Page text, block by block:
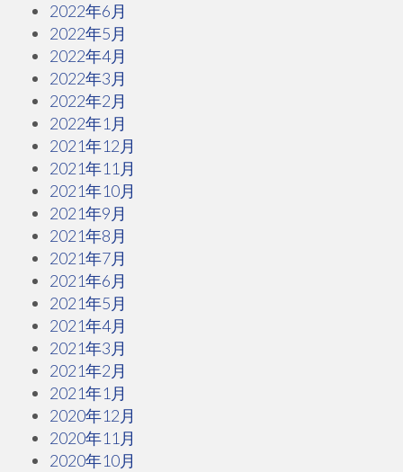
2022年6月
2022年5月
2022年4月
2022年3月
2022年2月
2022年1月
2021年12月
2021年11月
2021年10月
2021年9月
2021年8月
2021年7月
2021年6月
2021年5月
2021年4月
2021年3月
2021年2月
2021年1月
2020年12月
2020年11月
2020年10月